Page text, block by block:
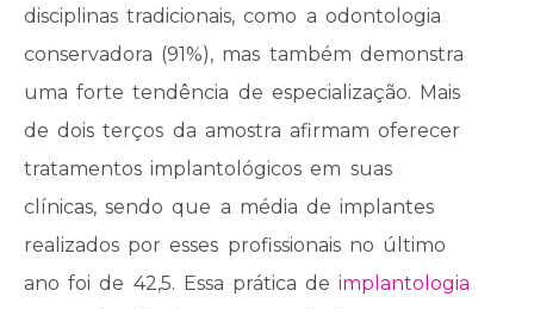
disciplinas tradicionais, como a odontologia
conservadora (91%), mas também demonstra
uma forte tendência de especialização. Mais
de dois terços da amostra afirmam oferecer
tratamentos implantológicos em suas
clínicas, sendo que a média de implantes
realizados por esses profissionais no último
ano foi de 42,5. Essa prática deimplantologia